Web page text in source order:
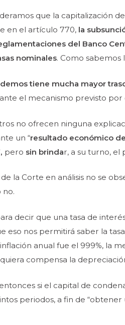
que la capitalización
en el artículo 770, la
del Banco
nominales. Como sabemos
tiene mucha mayor
el mecanismo previsto por
no ofrecen ninguna
un “resultado económico
pero sin brindar, a su turno, el
la Corte en análisis no se
no.
decir que una tasa de
eso nos permitirá saber la
anual fue el 999%, la
compensa la
si el capital de
periodos, a fin de